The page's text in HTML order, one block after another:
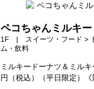
ペコちゃんミルキ
1F | スイーツ・フード >
ム・飲料
ミルキードーナツ＆ミル
円（税込）（平日限定）